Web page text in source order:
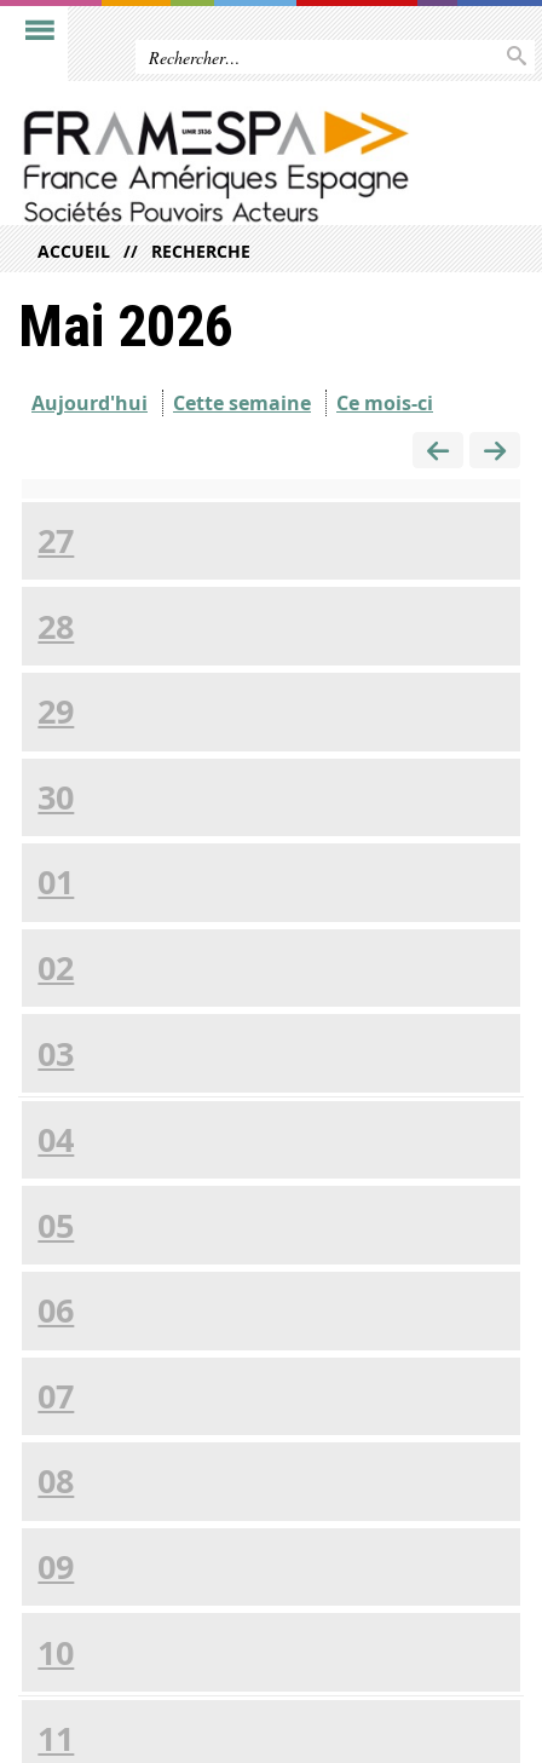
ACCUEIL RECHERCHE
Mai 2026
Aujourd'hui Cette semaine Ce mois-ci
27
28
29
30
01
02
03
04
05
06
07
08
09
10
11